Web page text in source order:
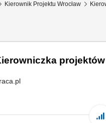
Kierownik Projektu Wrocław